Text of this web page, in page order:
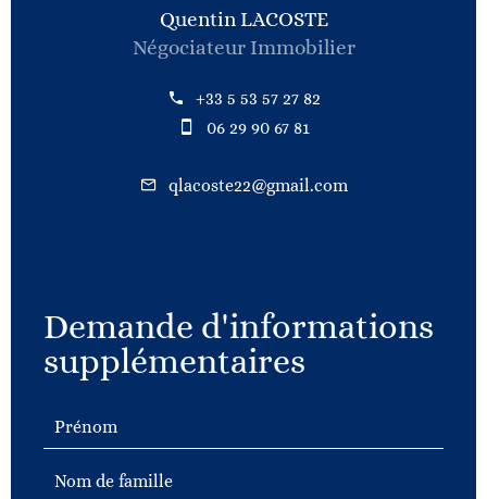
Quentin LACOSTE
Négociateur Immobilier
+33 5 53 57 27 82
06 29 90 67 81
qlacoste22@gmail.com
Demande d'informations
supplémentaires